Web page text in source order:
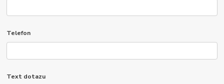
Telefon
Text dotazu